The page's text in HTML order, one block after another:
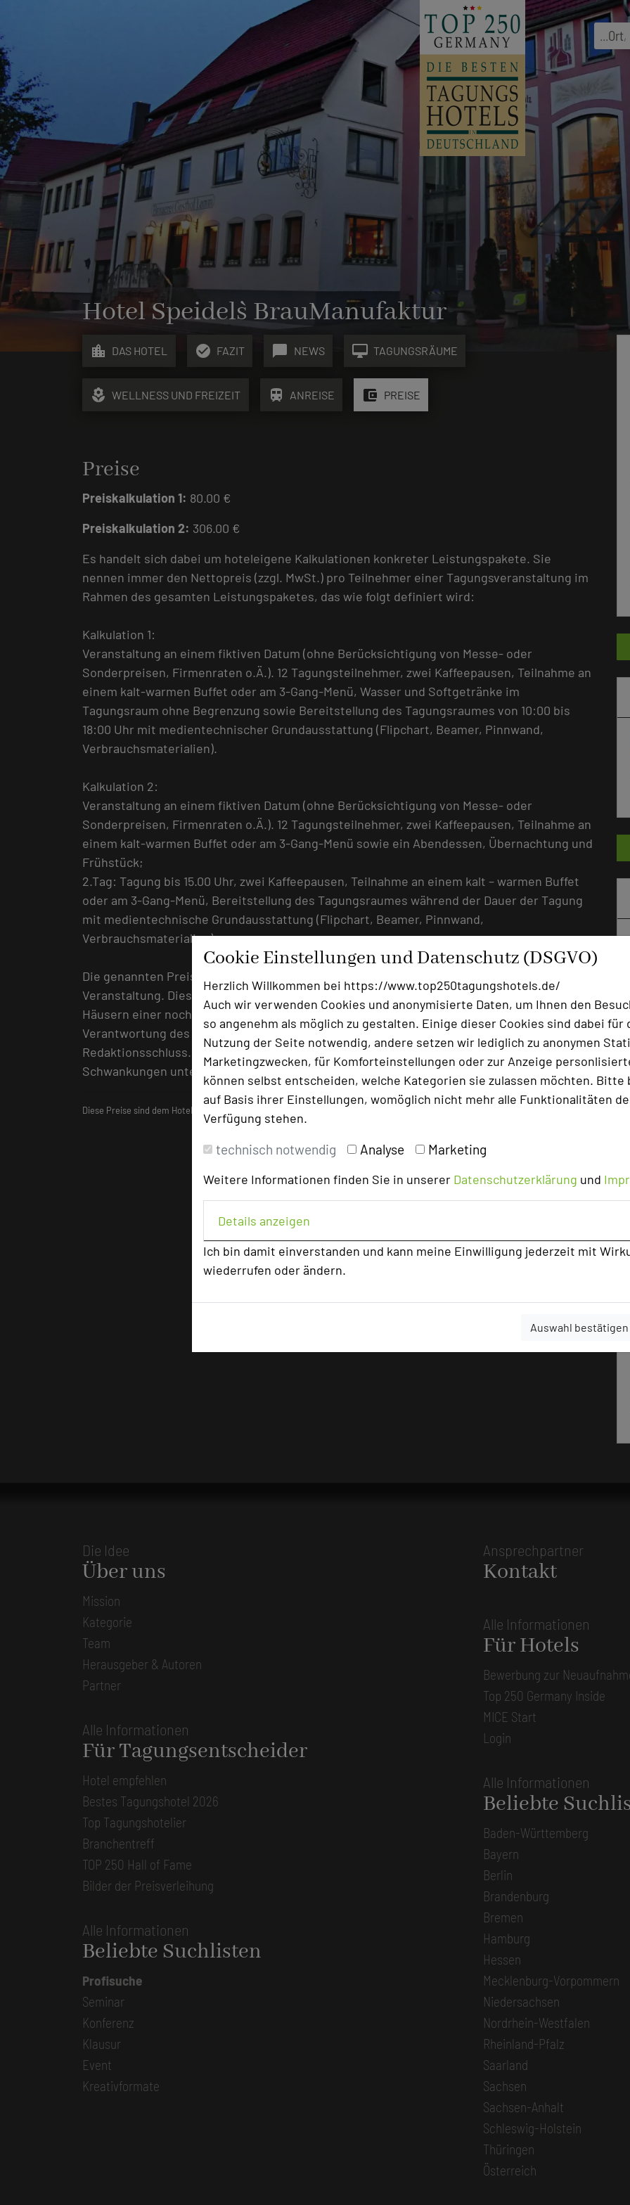
Cookie Einstellungen und Datenschutz (DSGVO)
Herzlich Willkommen bei https://www.top250tagungshotels.de/
Auch wir verwenden Cookies und anonymisierte Daten, um Ihnen den
so angenehm als möglich zu gestalten. Einige dieser Cookies sind dabei für
Nutzung der Seite notwendig, andere setzen wir lediglich zu anonymen
Marketingzwecken, für Komforteinstellungen oder zur Anzeige
können selbst entscheiden, welche Kategorien sie zulassen möchten. Bitte
auf Basis ihrer Einstellungen, womöglich nicht mehr alle Funktionalitäten
Verfügung stehen.
technisch notwendig Analyse Marketing
Weitere Informationen finden Sie in unserer Datenschutzerklärung und
Details anzeigen
Ich bin damit einverstanden und kann meine Einwilligung jederzeit mit
wiederrufen oder ändern.
Auswahl bestätigen
...Ort,
Hotel Speidel`s BrauManufaktur
location_city DAS HOTEL check_circle FAZIT chat_bubble NEWS desktop_mac TAGUNGSRÄUME
local_florist WELLNESS UND FREIZEIT train ANREISE account_balance_wallet PREISE
Preise
Preiskalkulation 1: 80.00 €
Preiskalkulation 2: 306.00 €
Es handelt sich dabei um hoteleigene Kalkulationen konkreter Leistungspakete. Sie
nennen immer den Nettopreis (zzgl. MwSt.) pro Teilnehmer einer Tagungsveranstaltung im
Rahmen des gesamten Leistungspaketes, das wie folgt definiert wird:
Kalkulation 1:
Veranstaltung an einem fiktiven Datum (ohne Berücksichtigung von Messe- oder
Sonderpreisen, Firmenraten o.Ä.). 12 Tagungsteilnehmer, zwei Kaffeepausen, Teilnahme an
einem kalt-warmen Buffet oder am 3-Gang-Menü, Wasser und Softgetränke im
Tagungsraum ohne Begrenzung sowie Bereitstellung des Tagungsraumes von 10:00 bis
18:00 Uhr mit medientechnischer Grundausstattung (Flipchart, Beamer, Pinnwand,
Verbrauchsmaterialien).
Kalkulation 2:
Veranstaltung an einem fiktiven Datum (ohne Berücksichtigung von Messe- oder
Sonderpreisen, Firmenraten o.Ä.). 12 Tagungsteilnehmer, zwei Kaffeepausen, Teilnahme an
einem kalt-warmen Buffet oder am 3-Gang-Menü sowie ein Abendessen, Übernachtung und
Frühstück;
2.Tag: Tagung bis 15.00 Uhr, zwei Kaffeepausen, Teilnahme an einem kalt – warmen Buffet
oder am 3-Gang-Menü, Bereitstellung des Tagungsraumes während der Dauer der Tagung
mit medientechnische Grundausstattung (Flipchart, Beamer, Pinnwand,
Verbrauchsmaterialien).
Die genannten Preise beinhalten die Kosten pro Teilnehmer während der beschriebenen
Veranstaltung. Diese wurden vor Redaktionsschluss (15. März 2026) in Abstimmung mit den
Häusern einer nochmaligen Überprüfung unterzogen. Fehlerhafte Angaben fallen in die
Verantwortung des jeweiligen Hotels oder resultieren aus Preiserhöhungen nach
Redaktionsschluss. Es wird ausdrücklich darauf hingewiesen, dass Preise saisonalen
Schwankungen unterliegen können.
Diese Preise sind dem Hotelführer "Die besten Tagungshotels in Deutschland" entnommen.
Die Idee
Über uns
Mission
Kategorie
Team
Herausgeber & Autoren
Partner
Alle Informationen
Für Tagungsentscheider
Hotel empfehlen
Bestes Tagungshotel 2026
Top Tagungshotelier
Branchentreff
TOP 250 Hall of Fame
Bilder der Preisverleihung
Alle Informationen
Beliebte Suchlisten
Profisuche
Seminar
Konferenz
Klausur
Event
Kreativformate
Ansprechpartner
Kontakt
Alle Informationen
Für Hotels
Bewerbung zur
Top 250 Germany Inside
MICE Start
Login
Alle Informationen
Beliebte
Baden-Württemberg
Bayern
Berlin
Brandenburg
Bremen
Hamburg
Hessen
Mecklenburg-Vorpommern
Niedersachsen
Nordrhein-Westfalen
Rheinland-Pfalz
Saarland
Sachsen
Sachsen-Anhalt
Schleswig-Holstein
Thüringen
Österreich